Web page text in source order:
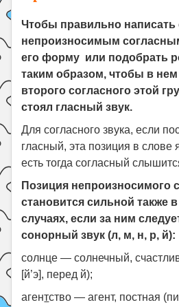
Чтобы правильно написать
непроизносимым
его форму или подобрать
таким образом, чтобы в
второго согласного этой
стоял гласный звук.
Для согласного звука, если
гласный, эта позиция в слове
есть тогда согласный
Позиция непроизносимого
становится сильной также
случаях, если за ним
сонорный звук (л, м, н, р, й):
солнце — солнечный,
[й’э], перед й);
агентство — агент, постная